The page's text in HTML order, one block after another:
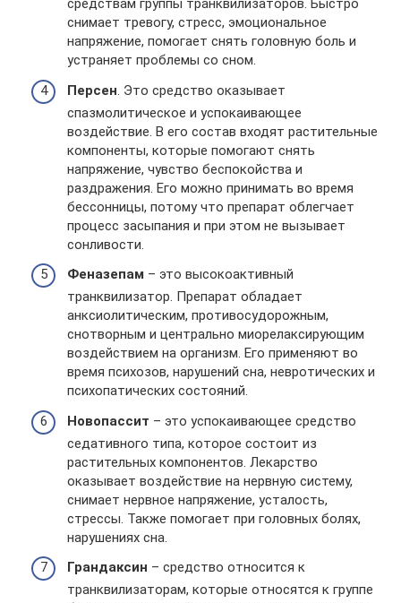
средствам группы транквилизаторов. Быстро
снимает тревогу, стресс, эмоциональное
напряжение, помогает снять головную боль и
устраняет проблемы со сном.
Персен. Это средство оказывает
спазмолитическое и успокаивающее
воздействие. В его состав входят растительные
компоненты, которые помогают снять
напряжение, чувство беспокойства и
раздражения. Его можно принимать во время
бессонницы, потому что препарат облегчает
процесс засыпания и при этом не вызывает
сонливости.
Феназепам – это высокоактивный
транквилизатор. Препарат обладает
анксиолитическим, противосудорожным,
снотворным и центрально миорелаксирующим
воздействием на организм. Его применяют во
время психозов, нарушений сна, невротических и
психопатических состояний.
Новопассит – это успокаивающее средство
седативного типа, которое состоит из
растительных компонентов. Лекарство
оказывает воздействие на нервную систему,
снимает нервное напряжение, усталость,
стрессы. Также помогает при головных болях,
нарушениях сна.
Грандаксин – средство относится к
транквилизаторам, которые относятся к группе